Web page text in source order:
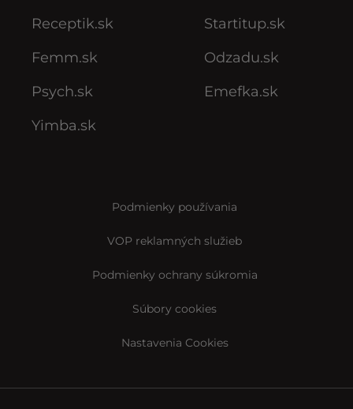
Receptik.sk
Femm.sk
Psych.sk
Yimba.sk
Startitup.sk
Odzadu.sk
Emefka.sk
Podmienky používania
VOP reklamných služieb
Podmienky ochrany súkromia
Súbory cookies
Nastavenia Cookies